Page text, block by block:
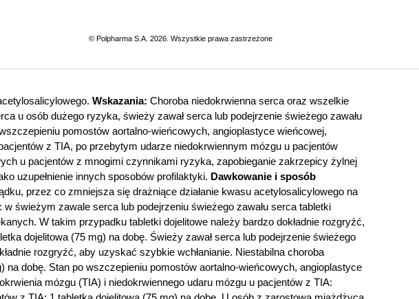
© Polpharma S.A. 2026. Wszystkie prawa zastrzeżone
Wskazania: Choroba niedokrwienna serca oraz wszelkie
u osób dużego ryzyka, świeży zawał serca lub podejrzenie świeżego zawału
pomostów aortalno-wieńcowych, angioplastyce wieńcowej,
z TIA, po przebytym udarze niedokrwiennym mózgu u pacjentów
u pacjentów z mnogimi czynnikami ryzyka, zapobieganie zakrzepicy żylnej
uzupełnienie innych sposobów profilaktyki. Dawkowanie i sposób
przez co zmniejsza się drażniące działanie kwasu acetylosalicylowego na
w świeżym zawale serca lub podejrzeniu świeżego zawału serca tabletki
W takim przypadku tabletki dojelitowe należy bardzo dokładnie rozgryźć,
dojelitowa (75 mg) na dobę. Świeży zawał serca lub podejrzenie świeżego
rozgryźć, aby uzyskać szybkie wchłanianie. Niestabilna choroba
dobę. Stan po wszczepieniu pomostów aortalno-wieńcowych, angioplastyce
mózgu (TIA) i niedokrwiennego udaru mózgu u pacjentów z TIA: